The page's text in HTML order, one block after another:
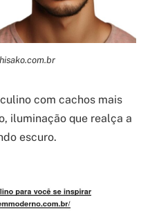
com cachos mais
iluminação que realça a
escuro.